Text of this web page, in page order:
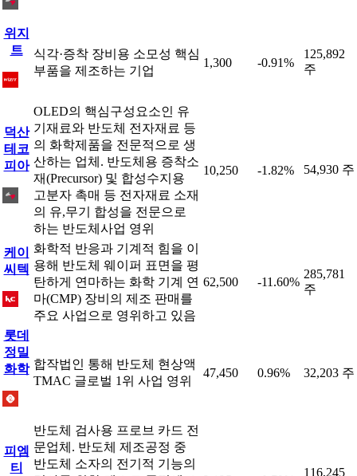
위지
트
식각·증착 장비용 소모성 핵심
부품을 제조하는 기업
1,300 -0.91%
125,892
주
덕산
테코
피아
OLED의 핵심구성요소인 유
기재료와 반도체 전자재료 등
의 화학제품을 전문적으로 생
산하는 업체. 반도체용 증착소
재(Precursor) 및 합성수지용
고분자 촉매 등 전자재료 소재
의 유,무기 합성을 전문으로
하는 반도체사업 영위
10,250 -1.82% 54,930 주
케이
씨텍
화학적 반응과 기계적 힘을 이
용해 반도체 웨이퍼 표면을 평
탄하게 연마하는 화학 기계 연
마(CMP) 장비의 제조 판매를
주요 사업으로 영위하고 있음
62,500 -11.60%
285,781
주
롯데
정밀
화학 합작법인 통해 반도체 현상액
TMAC 글로벌 1위 사업 영위
47,450 0.96% 32,203 주
피엠
티
반도체 검사용 프로브 카드 전
문업체. 반도체 제조공정 중
반도체 소자의 전기적 기능의
116,245